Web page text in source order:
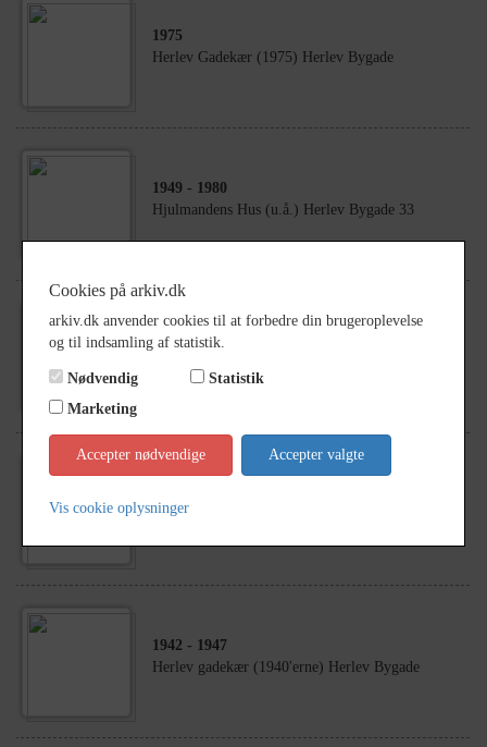
1975
Herlev Gadekær (1975) Herlev Bygade
1949 - 1980
Hjulmandens Hus (u.å.) Herlev Bygade 33
1966- 1975
Herlev gadekær (u.å) Frederikssundsvej
1942 - 1947
Herlev gadekær (1940'erne) Herlev Bygade
Cookies på arkiv.dk
arkiv.dk anvender cookies til at forbedre din brugeroplevelse
og til indsamling af statistik.
Nødvendig
Statistik
Marketing
Accepter nødvendige Accepter valgte
Vis cookie oplysninger